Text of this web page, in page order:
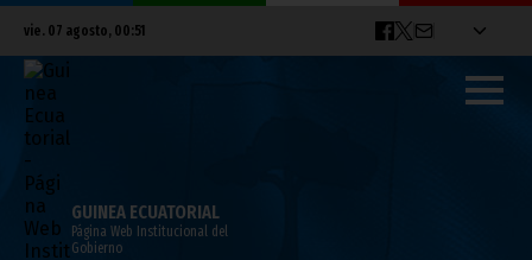
vie. 07 agosto, 00:51
GUINEA ECUATORIAL
Página Web Institucional del
Gobierno